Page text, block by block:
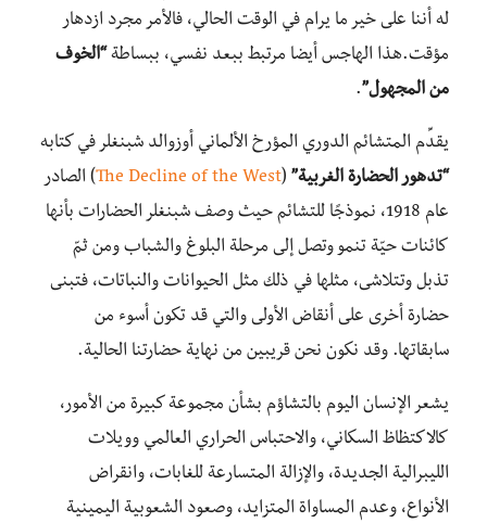
له أننا على خير ما يرام في الوقت الحالي، فالأمر مجرد ازدهار
مؤقت.هذا الهاجس أيضا مرتبط ببعد نفسي، ببساطة “الخوف
من المجهول”.
يقدِّم المتشائم الدوري المؤرخ الألماني أوزوالد شبنغلر في كتابه
“تدهور الحضارة الغربية” (
The Decline of the West) الصادر
عام 1918، نموذجًا للتشائم حيث وصف شبنغلر الحضارات بأنها
كائنات حيّة تنمو وتصل إلى مرحلة البلوغ والشباب ومن ثمّ
تذبل وتتلاشى، مثلها في ذلك مثل الحيوانات والنباتات، فتبنى
حضارة أخرى على أنقاض الأولى والتي قد تكون أسوء من
سابقاتها. وقد نكون نحن قريبين من نهاية حضارتنا الحالية.
يشعر الإنسان اليوم بالتشاؤم بشأن مجموعة كبيرة من الأمور،
كالاكتظاظ السكاني، والاحتباس الحراري العالمي وويلات
الليبرالية الجديدة، والإزالة المتسارعة للغابات، وانقراض
الأنواع، وعدم المساواة المتزايد، وصعود الشعوبية اليمينية